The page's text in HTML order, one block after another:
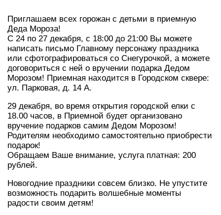
Приглашаем всех горожан с детьми в приемную
Деда Мороза!
С 24 по 27 декабря, с 18:00 до 21:00 Вы можете
написать письмо Главному персонажу праздника
или сфотографироваться со Снегурочкой, а можете
договориться с ней о вручении подарка Дедом
Морозом! Приемная находится в Городском сквере:
ул. Парковая, д. 14 А.
29 декабря, во время открытия городской елки с
18.00 часов, в Приемной будет организовано
вручение подарков самим Дедом Морозом!
Родителям необходимо самостоятельно приобрести
подарок!
Обращаем Ваше внимание, услуга платная: 200
рублей.
Новогодние праздники совсем близко. Не упустите
возможность подарить волшебные моменты
радости своим детям!